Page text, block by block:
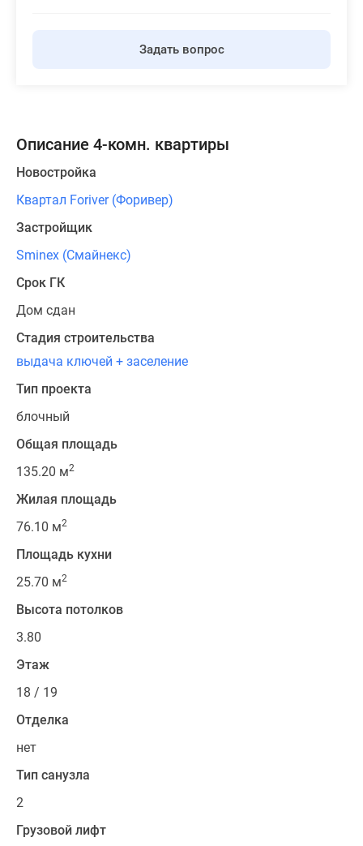
Задать вопрос
Описание 4-комн. квартиры
Новостройка
Квартал Foriver (Форивер)
Застройщик
Sminex (Смайнекс)
Срок ГК
Дом сдан
Стадия строительства
выдача ключей + заселение
Тип проекта
блочный
Общая площадь
135.20 м2
Жилая площадь
76.10 м2
Площадь кухни
25.70 м2
Высота потолков
3.80
Этаж
18 / 19
Отделка
нет
Тип санузла
2
Грузовой лифт